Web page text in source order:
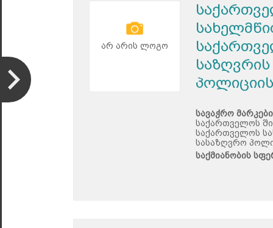
არ არის ლოგო
სავაჭრო
საქართველოს
საქართველოს
სასაზღვრო
საქმიანობის